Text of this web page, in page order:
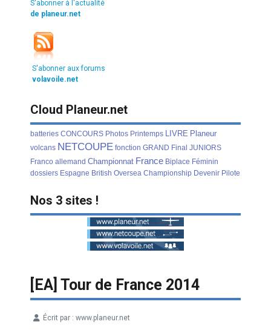
S'abonner à l'actualité
de planeur.net
S'abonner aux forums
volavoile.net
Cloud Planeur.net
batteries CONCOURS Photos Printemps LIVRE Planeur
volcans NETCOUPE fonction GRAND Final JUNIORS
Franco allemand Championnat France Biplace Féminin
dossiers Espagne British Oversea Championship Devenir Pilote
Nos 3 sites !
[EA] Tour de France 2014
Écrit par : www.planeur.net